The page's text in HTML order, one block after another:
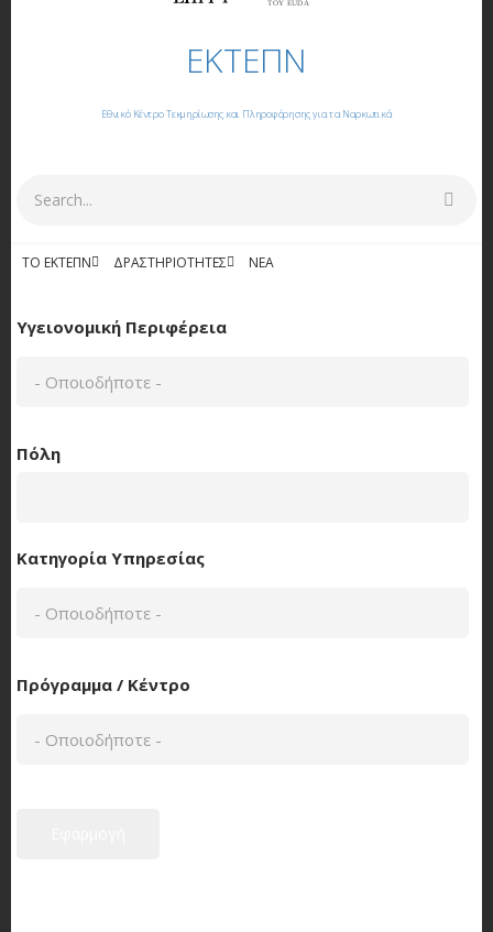
ΤΟΥ EUDA
ΕΚΤΕΠΝ
Εθνικό Κέντρο Τεκμηρίωσης και Πληροφόρησης για τα Ναρκωτικά
ΤΟ ΕΚΤΕΠΝ ΔΡΑΣΤΗΡΙΌΤΗΤΕΣ NΈΑ
Υγειονομική Περιφέρεια
Πόλη
Κατηγορία Υπηρεσίας
Πρόγραμμα / Κέντρο